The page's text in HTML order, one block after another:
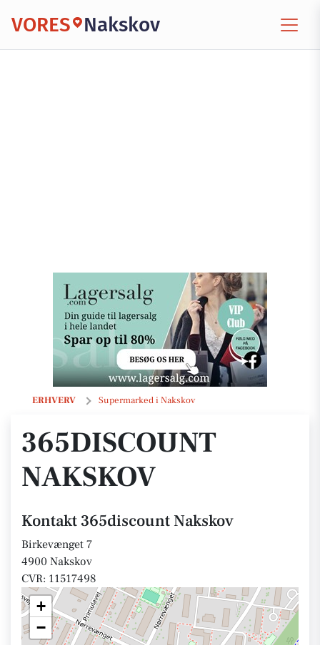
VORES Nakskov
ERHVERV Supermarked i Nakskov
365discount Nakskov
365DISCOUNT
NAKSKOV
Kontakt 365discount Nakskov
Birkevænget 7
4900 Nakskov
CVR: 11517498
+
−